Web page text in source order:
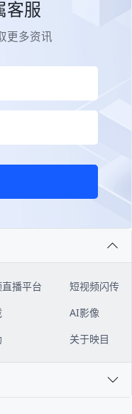
客服
更多资讯
播平台
短视频闪传
AI影像
关于映目